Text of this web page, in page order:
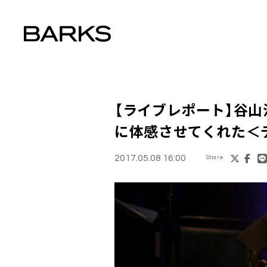
【ライブレポート】谷
に体感させてくれた
2017.05.08 16:00 Share